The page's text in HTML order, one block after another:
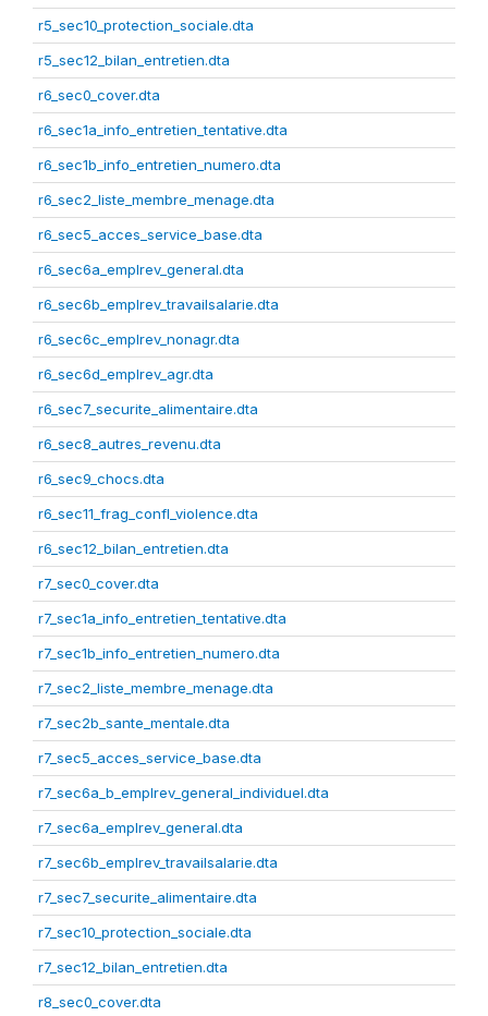
r5_sec10_protection_sociale.dta
r5_sec12_bilan_entretien.dta
r6_sec0_cover.dta
r6_sec1a_info_entretien_tentative.dta
r6_sec1b_info_entretien_numero.dta
r6_sec2_liste_membre_menage.dta
r6_sec5_acces_service_base.dta
r6_sec6a_emplrev_general.dta
r6_sec6b_emplrev_travailsalarie.dta
r6_sec6c_emplrev_nonagr.dta
r6_sec6d_emplrev_agr.dta
r6_sec7_securite_alimentaire.dta
r6_sec8_autres_revenu.dta
r6_sec9_chocs.dta
r6_sec11_frag_confl_violence.dta
r6_sec12_bilan_entretien.dta
r7_sec0_cover.dta
r7_sec1a_info_entretien_tentative.dta
r7_sec1b_info_entretien_numero.dta
r7_sec2_liste_membre_menage.dta
r7_sec2b_sante_mentale.dta
r7_sec5_acces_service_base.dta
r7_sec6a_b_emplrev_general_individuel.dta
r7_sec6a_emplrev_general.dta
r7_sec6b_emplrev_travailsalarie.dta
r7_sec7_securite_alimentaire.dta
r7_sec10_protection_sociale.dta
r7_sec12_bilan_entretien.dta
r8_sec0_cover.dta